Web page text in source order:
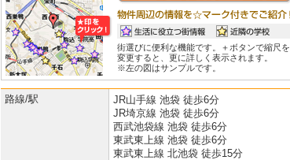
街選びに便利な機能です。＋ボタンで縮尺を
変更すると、更に詳しく表示されます。
※左の図はサンプルです。
路線/駅
JR山手線 池袋 徒歩6分
JR埼京線 池袋 徒歩6分
西武池袋線 池袋 徒歩6分
東武東上線 池袋 徒歩6分
東武東上線 北池袋 徒歩15分